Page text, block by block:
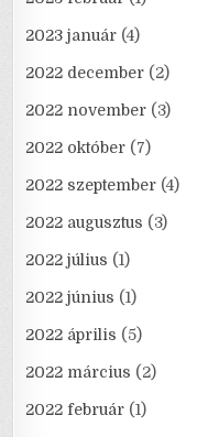
2023 január (4)
2022 december (2)
2022 november (3)
2022 október (7)
2022 szeptember (4)
2022 augusztus (3)
2022 július (1)
2022 június (1)
2022 április (5)
2022 március (2)
2022 február (1)